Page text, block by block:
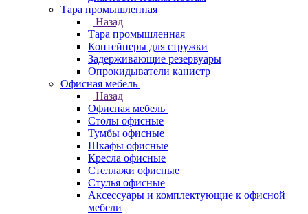
Тара промышленная
Назад
Тара промышленная
Контейнеры для стружки
Задерживающие резервуары
Опрокидыватели канистр
Офисная мебель
Назад
Офисная мебель
Столы офисные
Тумбы офисные
Шкафы офисные
Кресла офисные
Стеллажи офисные
Стулья офисные
Аксессуары и комплектующие к офисной
мебели